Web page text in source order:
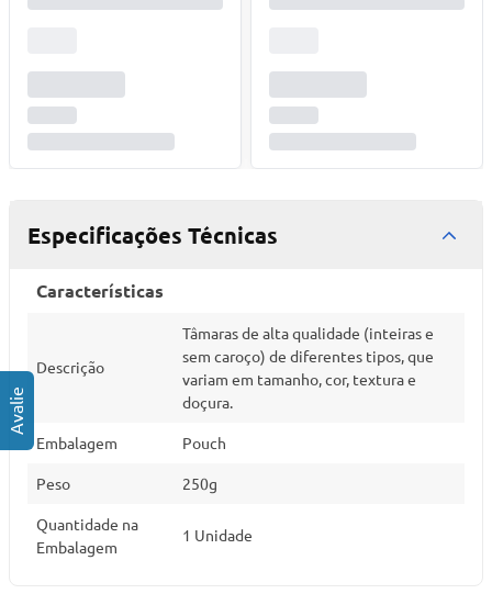
Especificações Técnicas
Características
Descrição
Tâmaras de alta qualidade (inteiras e
sem caroço) de diferentes tipos, que
variam em tamanho, cor, textura e
doçura.
Embalagem Pouch
Peso 250g
Quantidade na
Embalagem
1 Unidade